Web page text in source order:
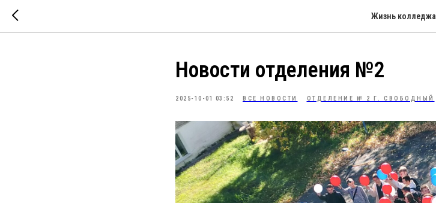
Жизнь колледжа
Новости отделения №2
2025-10-01 03:52 ВСЕ НОВОСТИ ОТДЕЛЕНИЕ № 2 Г. СВОБОДНЫЙ